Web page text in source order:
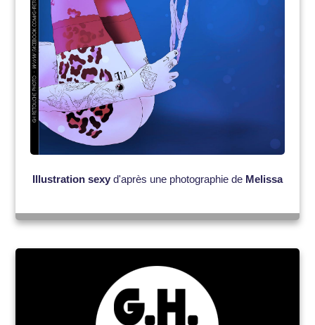
Illustration sexy d'après une photographie de Melissa